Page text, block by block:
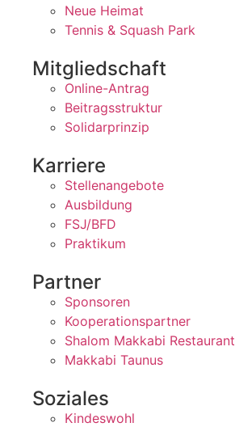
Neue Heimat
Tennis & Squash Park
Mitgliedschaft
Online-Antrag
Beitragsstruktur
Solidarprinzip
Karriere
Stellenangebote
Ausbildung
FSJ/BFD
Praktikum
Partner
Sponsoren
Kooperationspartner
Shalom Makkabi Restaurant
Makkabi Taunus
Soziales
Kindeswohl